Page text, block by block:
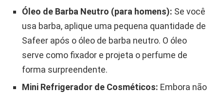
Óleo de Barba Neutro (para homens): Se você
usa barba, aplique uma pequena quantidade de
Safeer após o óleo de barba neutro. O óleo
serve como fixador e projeta o perfume de
forma surpreendente.
Mini Refrigerador de Cosméticos: Embora não